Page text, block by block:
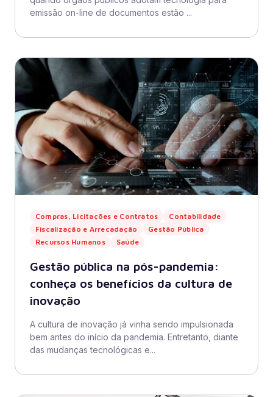
emissão on-line de documentos estão ...
Compras, Licitações e Contratos
Contabilidade
Fiscalização e Arrecadação
Gestão Pública
Recursos Humanos
Saúde
Gestão pública na pós-pandemia:
conheça os benefícios da cultura de
inovação
A cultura de inovação já vinha sendo impulsionada
bem antes do início da pandemia. Entretanto, diante
das mudanças tecnológicas e...